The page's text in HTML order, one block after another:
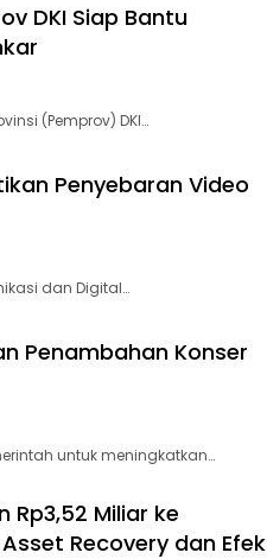
DKI Siap Bantu
(Pemprov) DKI…
Penyebaran Video
dan Digital…
Penambahan Konser
untuk meningkatkan…
Rp3,52 Miliar ke
Recovery dan Efek